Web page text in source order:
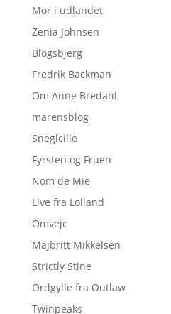
Mor i udlandet
Zenia Johnsen
Blogsbjerg
Fredrik Backman
Om Anne Bredahl
marensblog
Sneglcille
Fyrsten og Fruen
Nom de Mie
Live fra Lolland
Omveje
Majbritt Mikkelsen
Strictly Stine
Ordgylle fra Outlaw
Twinpeaks